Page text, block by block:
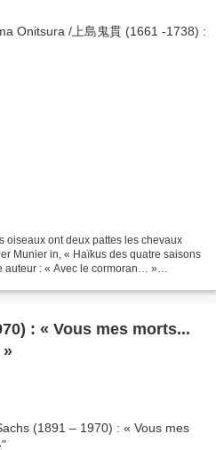
oiseaux ont deux pattes les chevaux
Munier in, « Haïkus des quatre saisons
auteur : « Avec le cormoran… »
: « Vous mes morts...
»